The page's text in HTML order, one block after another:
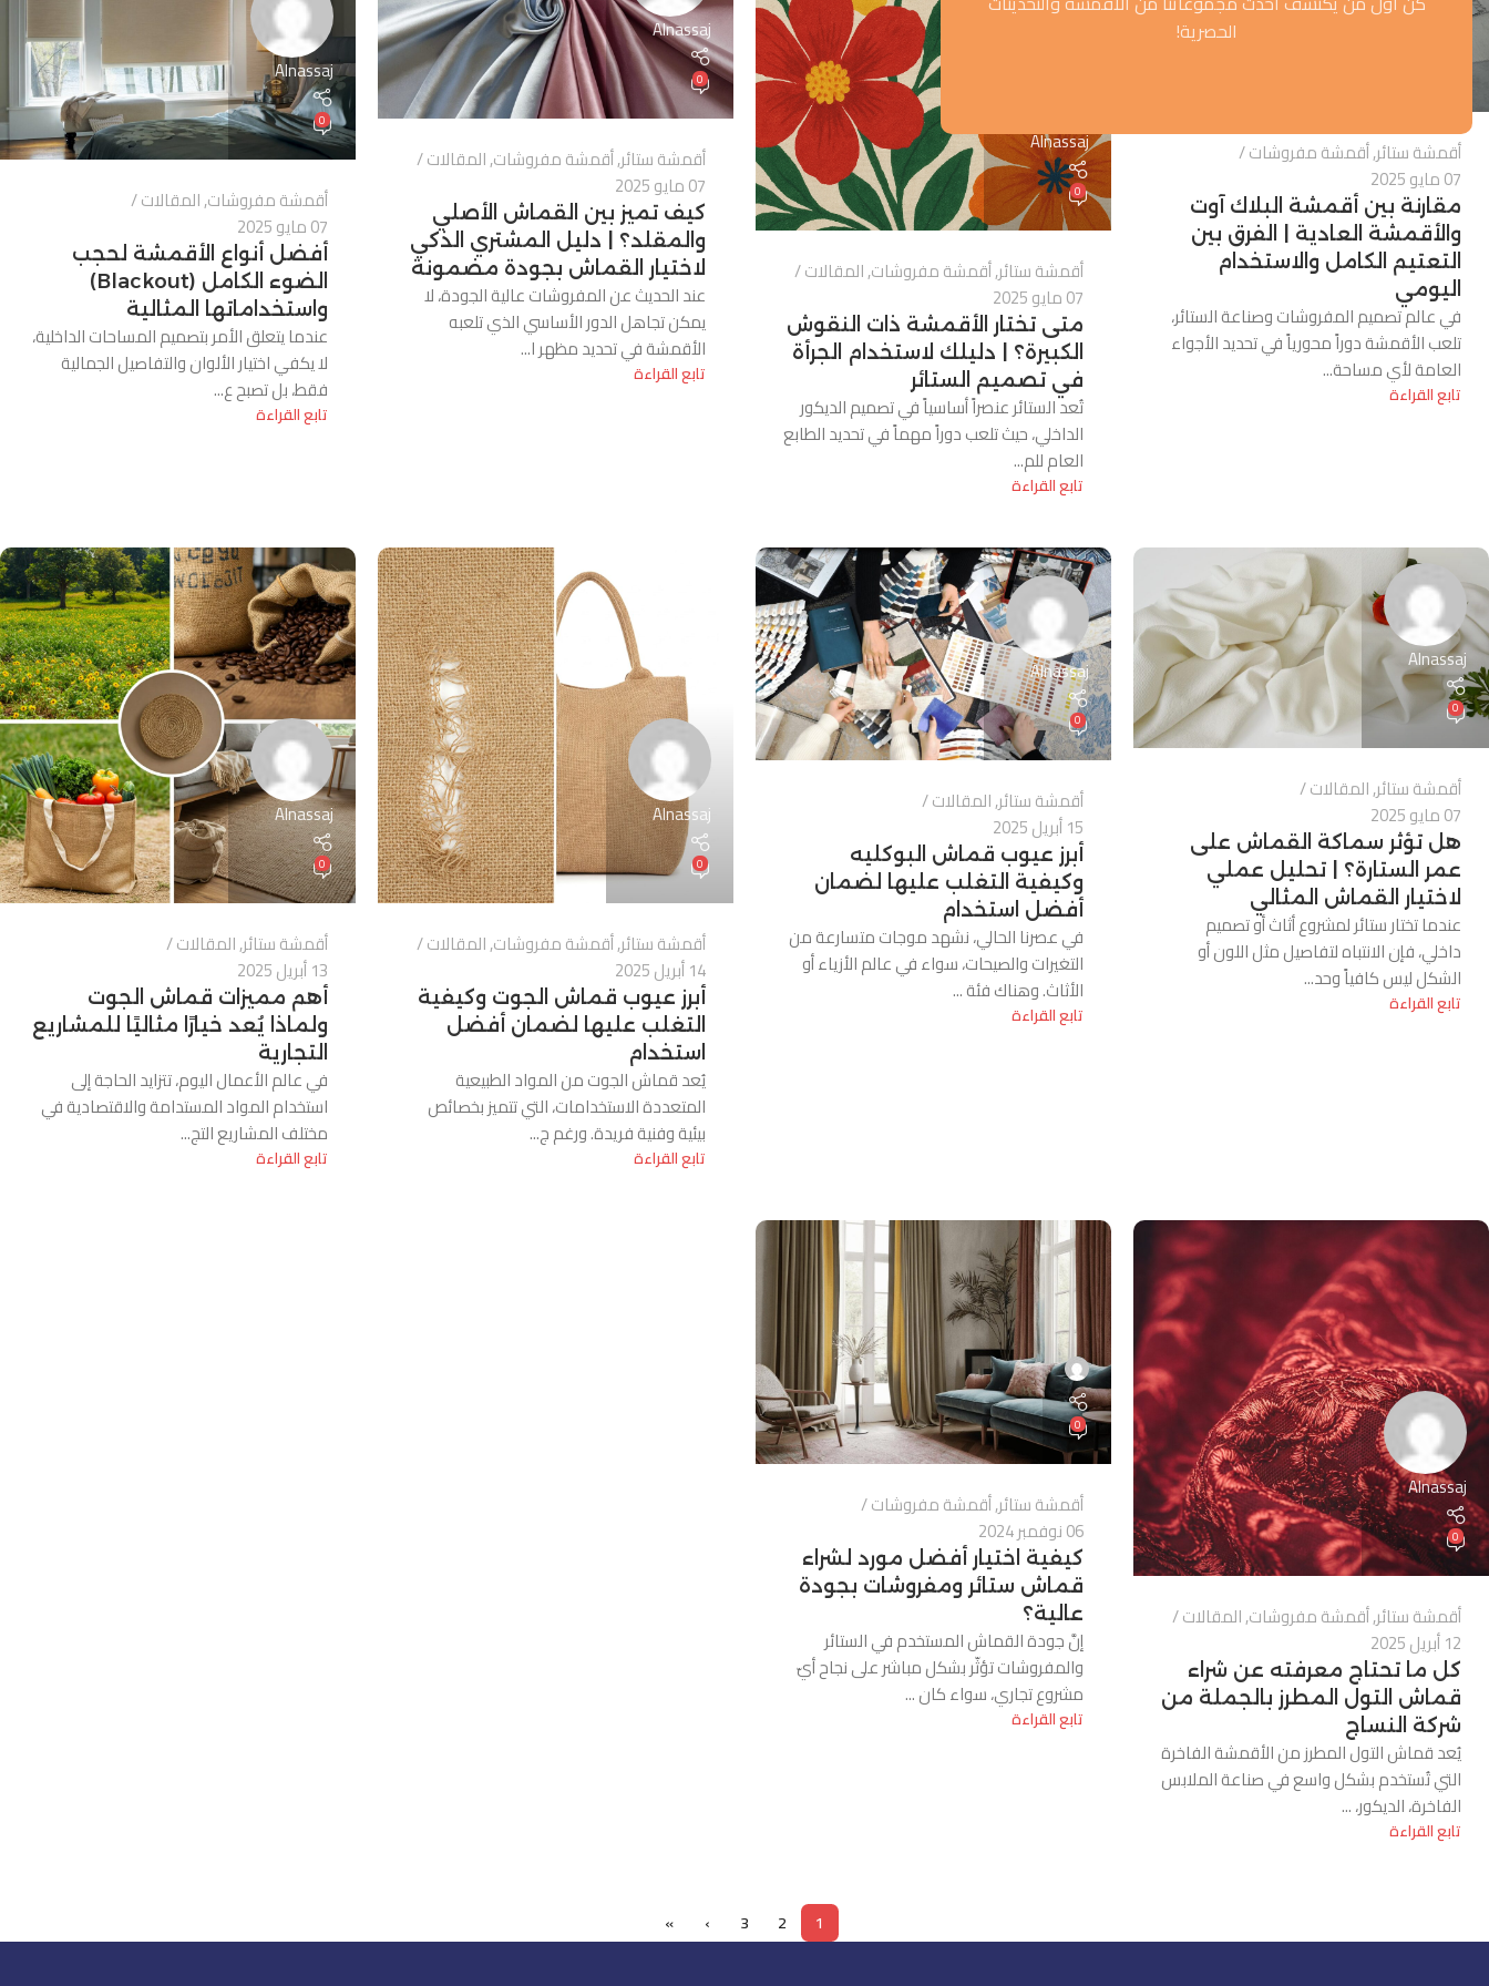
الحصرية!
Alnassaj
أقمشة ستائر,أقمشة مفروشات
07 مايو 2025
مقارنة بين أقمشة البلاك آوت
والأقمشة العادية | الفرق بين
التعتيم الكامل والاستخدام
اليومي
في عالم تصميم المفروشات وصناعة الستائر،
تلعب الأقمشة دوراً محورياً في تحديد الأجواء
العامة لأي مساحة...
تابع القراءة
Alnassaj
0
أقمشة ستائر,أقمشة مفروشات,المقالات
07 مايو 2025
متى تختار الأقمشة ذات النقوش
الكبيرة؟ | دليلك لاستخدام الجرأة
في تصميم الستائر
تُعد الستائر عنصراً أساسياً في تصميم الديكور
الداخلي، حيث تلعب دوراً مهماً في تحديد الطابع
العام للم...
تابع القراءة
Alnassaj
0
أقمشة ستائر,أقمشة مفروشات,المقالات
07 مايو 2025
كيف تميز بين القماش الأصلي
والمقلد؟ | دليل المشتري الذكي
لاختيار القماش بجودة مضمونة
عند الحديث عن المفروشات عالية الجودة، لا
يمكن تجاهل الدور الأساسي الذي تلعبه
الأقمشة في تحديد مظهر ا...
تابع القراءة
Alnassaj
0
أقمشة مفروشات,المقالات
07 مايو 2025
أفضل أنواع الأقمشة لحجب
الضوء الكامل (Blackout)
واستخداماتها المثالية
عندما يتعلق الأمر بتصميم المساحات الداخلية،
لا يكفي اختيار الألوان والتفاصيل الجمالية
فقط، بل تصبح ع...
تابع القراءة
Alnassaj
0
أقمشة ستائر,المقالات
07 مايو 2025
هل تؤثر سماكة القماش على
عمر الستارة؟ | تحليل عملي
لاختيار القماش المثالي
عندما تختار ستائر لمشروع أثاث أو تصميم
داخلي، فإن الانتباه لتفاصيل مثل اللون أو
الشكل ليس كافياً وحد...
تابع القراءة
Alnassaj
0
أقمشة ستائر,المقالات
15 أبريل 2025
أبرز عيوب قماش البوكليه
وكيفية التغلب عليها لضمان
أفضل استخدام
في عصرنا الحالي، نشهد موجات متسارعة من
التغيرات والصيحات، سواء في عالم الأزياء أو
الأثاث. وهناك فئة ...
تابع القراءة
Alnassaj
0
أقمشة ستائر,أقمشة مفروشات,المقالات
14 أبريل 2025
أبرز عيوب قماش الجوت وكيفية
التغلب عليها لضمان أفضل
استخدام
يُعد قماش الجوت من المواد الطبيعية
المتعددة الاستخدامات، التي تتميز بخصائص
بيئية وفنية فريدة. ورغم ج...
تابع القراءة
Alnassaj
0
أقمشة ستائر,المقالات
13 أبريل 2025
أهم مميزات قماش الجوت
ولماذا يُعد خيارًا مثاليًا للمشاريع
التجارية
في عالم الأعمال اليوم، تتزايد الحاجة إلى
استخدام المواد المستدامة والاقتصادية في
مختلف المشاريع التج...
تابع القراءة
Alnassaj
0
أقمشة ستائر,أقمشة مفروشات,المقالات
12 أبريل 2025
كل ما تحتاج معرفته عن شراء
قماش التول المطرز بالجملة من
شركة النساج
يُعد قماش التول المطرز من الأقمشة الفاخرة
التي تُستخدم بشكل واسع في صناعة الملابس
الفاخرة، الديكور، ...
تابع القراءة
0
أقمشة ستائر,أقمشة مفروشات
06 نوفمبر 2024
كيفية اختيار أفضل مورد لشراء
قماش ستائر ومفروشات بجودة
عالية؟
إنَّ جودة القماش المستخدم في الستائر
والمفروشات تؤثّر بشكل مباشر على نجاح أيّ
مشروع تجاري، سواء كان ...
تابع القراءة
1
2
3
›
»